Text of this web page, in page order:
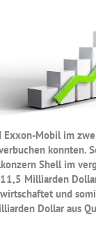
Exxon-Mobil im
konnten.
Shell im
Milliarden
und
Dollar aus